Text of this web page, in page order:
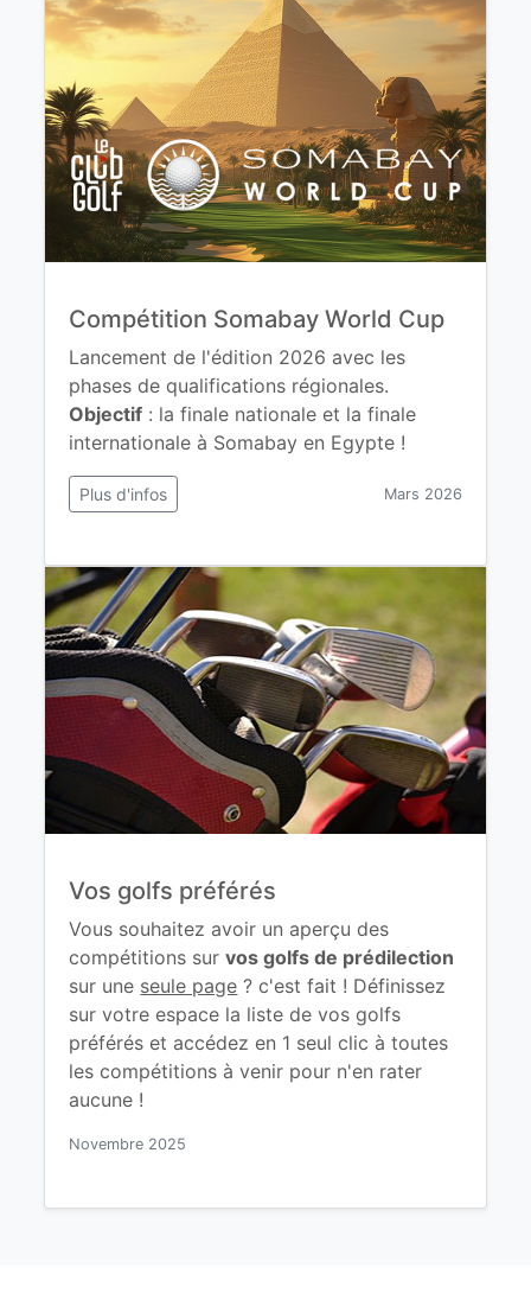
Compétition Somabay World Cup
Lancement de l'édition 2026 avec les
phases de qualifications régionales.
Objectif : la finale nationale et la finale
internationale à Somabay en Egypte !
Plus d'infos Mars 2026
Vos golfs préférés
Vous souhaitez avoir un aperçu des
compétitions survos golfs de prédilection
sur une seule page ? c'est fait ! Définissez
sur votre espace la liste de vos golfs
préférés et accédez en 1 seul clic à toutes
les compétitions à venir pour n'en rater
aucune !
Novembre 2025